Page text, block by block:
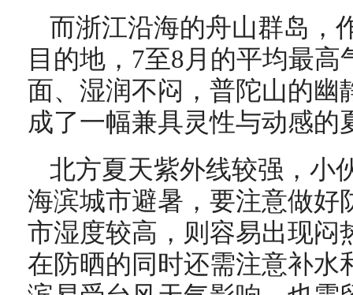
而浙江沿海的舟山群岛，
目的地，7至8月的平均最
面、湿润不闷，普陀山的幽
成了一幅兼具灵性与动感的
北方夏天紫外线较强，小
海滨城市避暑，要注意做好
市湿度较高，则容易出现闷
在防晒的同时还需注意补水